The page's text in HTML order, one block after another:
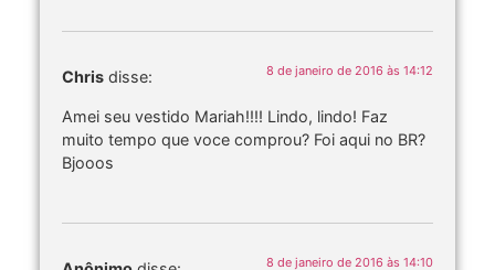
Chris disse: 8 de janeiro de 2016 às 14:12
Amei seu vestido Mariah!!!! Lindo, lindo! Faz
muito tempo que voce comprou? Foi aqui no BR?
Bjooos
8 de janeiro de 2016 às 14:10